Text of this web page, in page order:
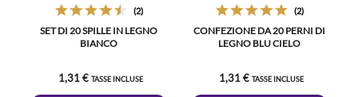
(2)
SET DI 20 SPILLE IN LEGNO
BIANCO
1,31 € TASSE INCLUSE
(2)
CONFEZIONE DA 20 PERNI DI
LEGNO BLU CIELO
1,31 € TASSE INCLUSE